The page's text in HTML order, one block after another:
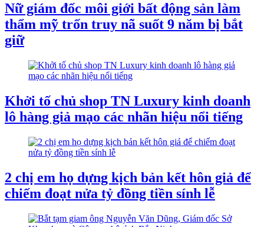
Nữ giám đốc môi giới bất động sản làm
thẩm mỹ trốn truy nã suốt 9 năm bị bắt
giữ
Khởi tố chủ shop TN Luxury kinh doanh
lô hàng giả mạo các nhãn hiệu nổi tiếng
2 chị em họ dựng kịch bản kết hôn giả để
chiếm đoạt nửa tỷ đồng tiền sính lễ